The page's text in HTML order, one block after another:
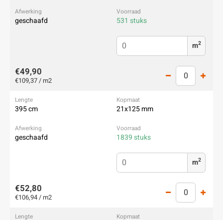
geschaafd 531 stuks
m2
€49,90
€109,37 / m2
395 cm 21x125 mm
geschaafd 1839 stuks
m2
€52,80
€106,94 / m2